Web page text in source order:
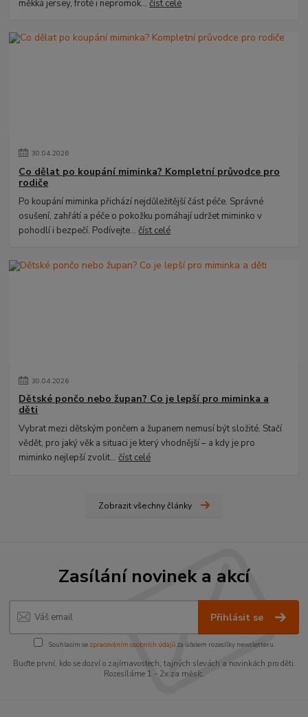
měkká jersey, froté i nepromok...číst celé
30.04.2026
Co dělat po koupání miminka? Kompletní průvodce pro
rodiče
Po koupání miminka přichází nejdůležitější část péče. Správné
osušení, zahřátí a péče o pokožku pomáhají udržet miminko v
pohodlí i bezpečí. Podívejte...číst celé
30.04.2026
Dětské pončo nebo župan? Co je lepší pro miminka a
děti
Vybrat mezi dětským pončem a županem nemusí být složité. Stačí
vědět, pro jaký věk a situaci je který vhodnější – a kdy je pro
miminko nejlepší zvolit...číst celé
Zobrazit všechny články
Zasílání novinek a akcí
Přihlásit se
Souhlasím se zpracováním osobních údajůza účelem rozesílky newsletteru.
Buďte první, kdo se dozví o zajímavostech, tajných slevách a novinkách pro děti.
Rozesíláme 1 - 2x za měsíc.